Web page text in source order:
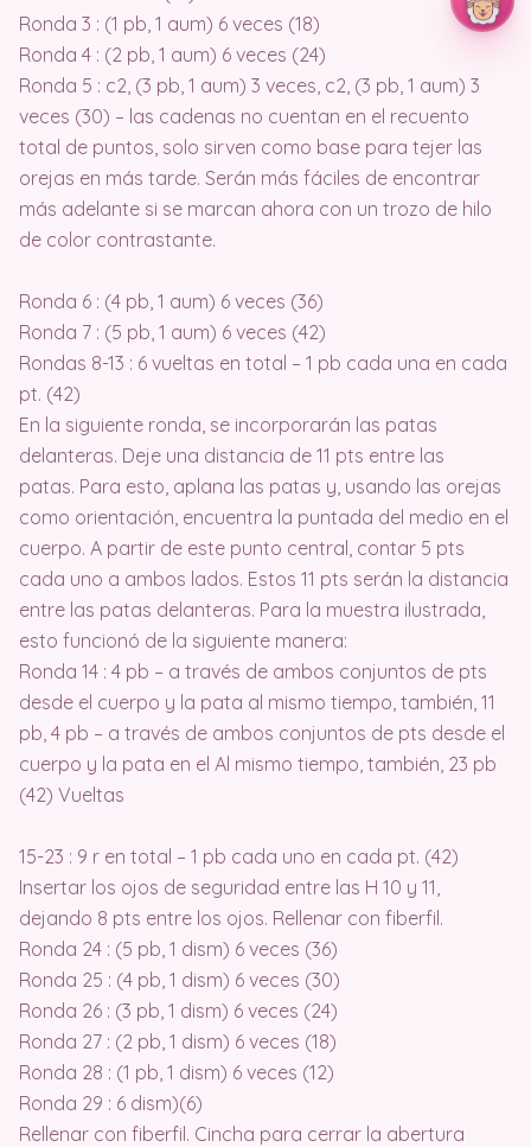
Ronda 3 : (1 pb, 1 aum) 6 veces (18)
Ronda 4 : (2 pb, 1 aum) 6 veces (24)
Ronda 5 : c2, (3 pb, 1 aum) 3 veces, c2, (3 pb, 1 aum) 3
veces (30) – las cadenas no cuentan en el recuento
total de puntos, solo sirven como base para tejer las
orejas en más tarde. Serán más fáciles de encontrar
más adelante si se marcan ahora con un trozo de hilo
de color contrastante.
Ronda 6 : (4 pb, 1 aum) 6 veces (36)
Ronda 7 : (5 pb, 1 aum) 6 veces (42)
Rondas 8-13 : 6 vueltas en total – 1 pb cada una en cada
pt. (42)
En la siguiente ronda, se incorporarán las patas
delanteras. Deje una distancia de 11 pts entre las
patas. Para esto, aplana las patas y, usando las orejas
como orientación, encuentra la puntada del medio en el
cuerpo. A partir de este punto central, contar 5 pts
cada uno a ambos lados. Estos 11 pts serán la distancia
entre las patas delanteras. Para la muestra ilustrada,
esto funcionó de la siguiente manera:
Ronda 14 : 4 pb – a través de ambos conjuntos de pts
desde el cuerpo y la pata al mismo tiempo, también, 11
pb, 4 pb – a través de ambos conjuntos de pts desde el
cuerpo y la pata en el Al mismo tiempo, también, 23 pb
(42) Vueltas
15-23 : 9 r en total – 1 pb cada uno en cada pt. (42)
Insertar los ojos de seguridad entre las H 10 y 11,
dejando 8 pts entre los ojos. Rellenar con fiberfil.
Ronda 24 : (5 pb, 1 dism) 6 veces (36)
Ronda 25 : (4 pb, 1 dism) 6 veces (30)
Ronda 26 : (3 pb, 1 dism) 6 veces (24)
Ronda 27 : (2 pb, 1 dism) 6 veces (18)
Ronda 28 : (1 pb, 1 dism) 6 veces (12)
Ronda 29 : 6 dism)(6)
Rellenar con fiberfil. Cincha para cerrar la abertura